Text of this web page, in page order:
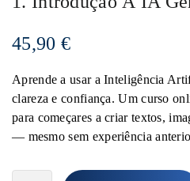
45,90 €
Aprende a usar a Inteligência
clareza e confiança. Um curso
para começares a criar textos,
— mesmo sem experiência